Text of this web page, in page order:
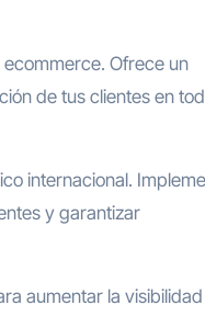
Ofrece un
de tus clientes en
internacional.
y garantizar
aumentar la